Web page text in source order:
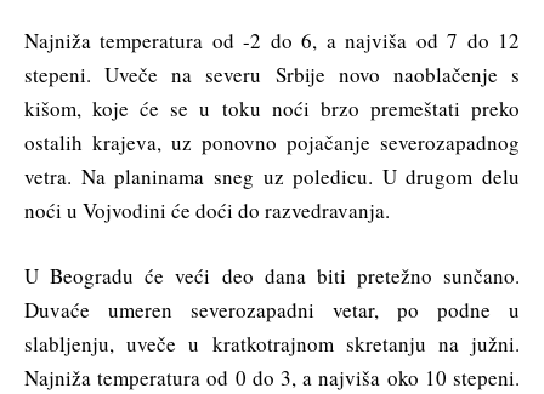
Najniža temperatura od -2 do 6, a najviša od 7 do 12
stepeni. Uveče na severu Srbije novo naoblačenje s
kišom, koje će se u toku noći brzo premeštati preko
ostalih krajeva, uz ponovno pojačanje severozapadnog
vetra. Na planinama sneg uz poledicu. U drugom delu
noći u Vojvodini će doći do razvedravanja.
U Beogradu će veći deo dana biti pretežno sunčano.
Duvaće umeren severozapadni vetar, po podne u
slabljenju, uveče u kratkotrajnom skretanju na južni.
Najniža temperatura od 0 do 3, a najviša oko 10 stepeni.